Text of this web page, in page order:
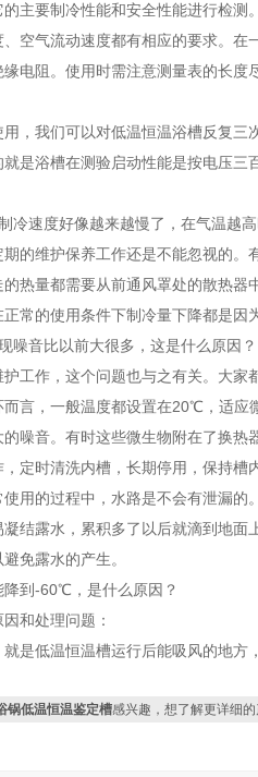
主要制冷性能和安全性能进行检
空气流动速度都有相应的要求。
电阻。使用时需注意测量表的长度
，我们可以对低温恒温浴槽反复
是浴槽在测验启动性能是按电压
冷速度好像越来越慢了，在气温越
的维护保养工作还是不能忽视的
热量都需要从前通风罩处的散热
常的使用条件下制冷量下降都是因
噪音比以前大很多，这是什么原因？
工作，这个问题也与之有关。大
言，一般温度都设置在20℃，适
噪音。有时这些微生物附在了换
定时清洗内槽，长期停用，保持
使用的过程中，水路是不会有泄漏
结露水，累积多了以后就滴到地
免露水的产生。
到-60℃，是什么原因？
和处理问题：
是低温恒温槽运行后能吸风的地
锅低温恒温鉴定槽感兴趣，想了解更详细